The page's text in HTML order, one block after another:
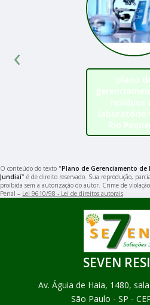
plano
resíduos
laboratório
Rio
‹
O conteúdo do texto "Plano de Gerenciamento
Jundiaí" é de direito reservado. Sua reprodução,
proibida sem a autorização do autor. Crime de
Penal – Lei 9610/98 - Lei de direitos autorais
SEVEN
Av. Águia de Haia, 1480,
São Paulo - SP -